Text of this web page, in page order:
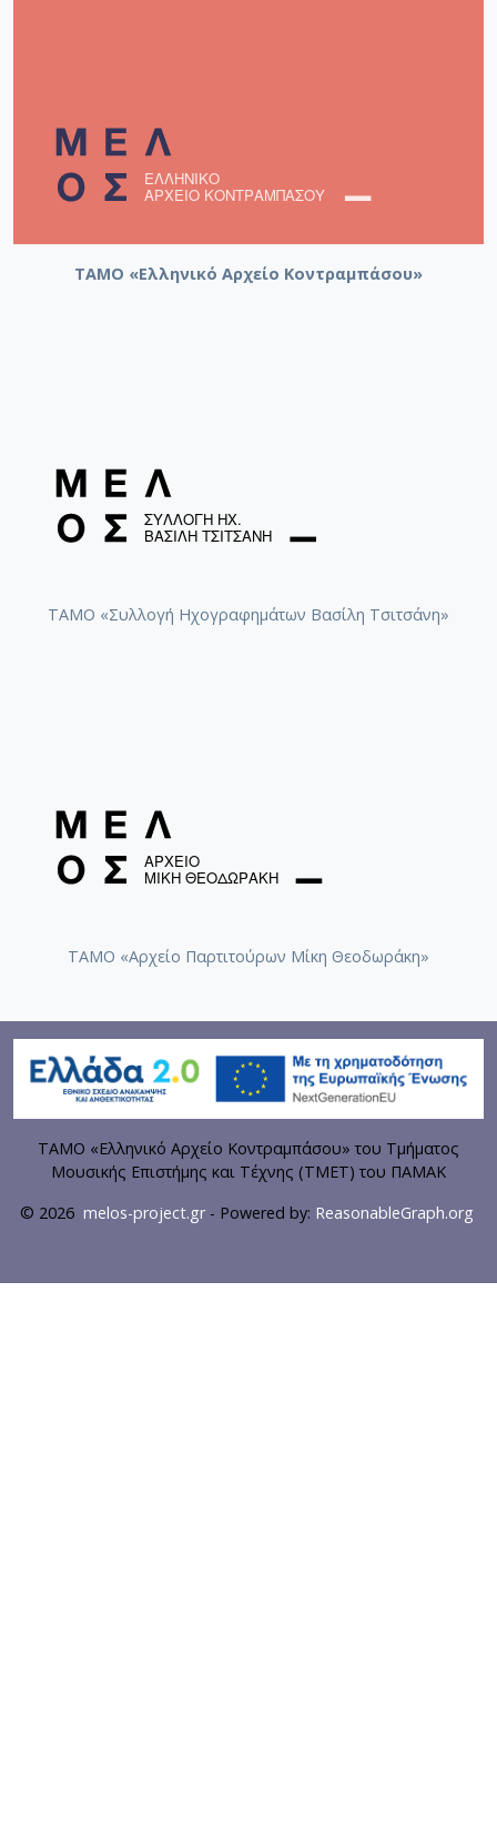
ΤΑΜΟ «Ελληνικό Αρχείο Κοντραμπάσου»
ΤΑΜΟ «Συλλογή Ηχογραφημάτων Βασίλη Τσιτσάνη»
ΤΑΜΟ «Αρχείο Παρτιτούρων Μίκη Θεοδωράκη»
ΤΑΜΟ «Ελληνικό Αρχείο Κοντραμπάσου» του Τμήματος
Μουσικής Επιστήμης και Τέχνης (ΤΜΕΤ) του ΠΑΜΑΚ
© 2026 melos-project.gr- Powered by: ReasonableGraph.org